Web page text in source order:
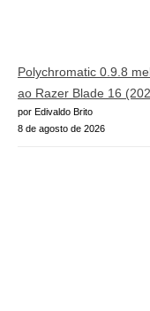
Polychromatic 0.9.8
ao Razer Blade 16
por Edivaldo Brito
8 de agosto de 2026